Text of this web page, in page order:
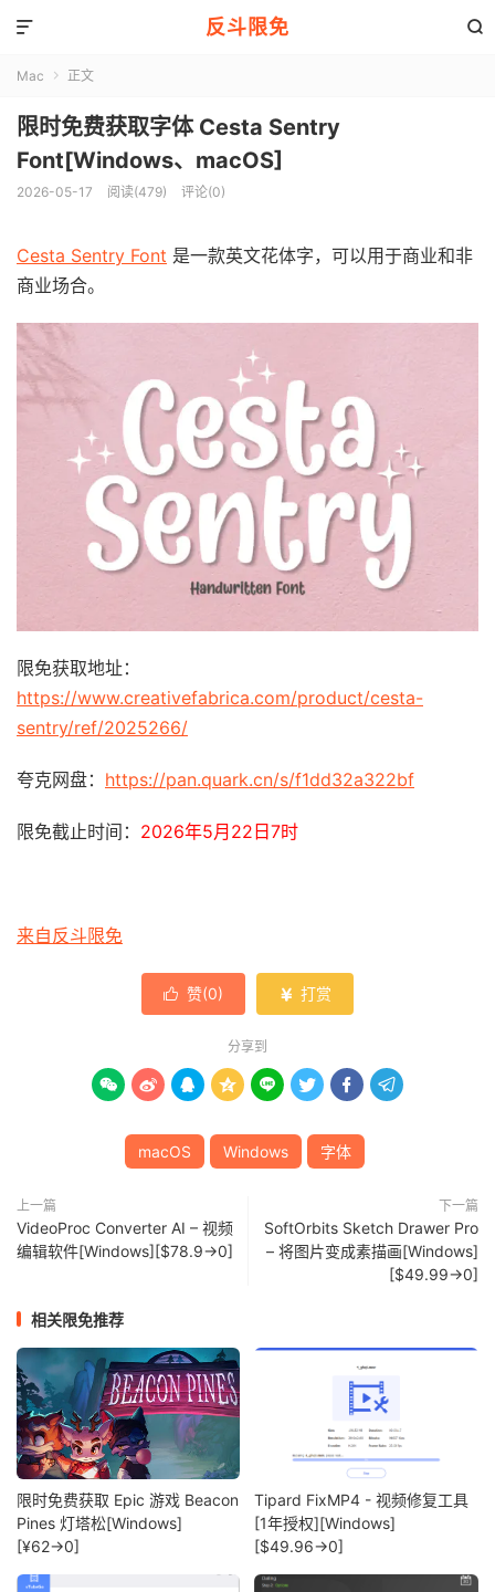
反斗限免 

Mac  正文
限时免费获取字体 Cesta Sentry
Font[Windows、macOS]
2026-05-17 阅读(479) 评论(0)
Cesta Sentry Font 是一款英文花体字，可以用于商业和非
商业场合。
限免获取地址：
https://www.creativefabrica.com/product/cesta-
sentry/ref/2025266/
夸克网盘： https://pan.quark.cn/s/f1dd32a322bf
限免截止时间： 2026年5月22日7时
来自反斗限免
 赞(0)  打赏
分享到
       
macOS Windows 字体
上一篇
VideoProc Converter AI – 视频
编辑软件[Windows][$78.9→0]
下一篇
SoftOrbits Sketch Drawer Pro
– 将图片变成素描画[Windows]
[$49.99→0]
相关限免推荐
限时免费获取 Epic 游戏 Beacon
Pines 灯塔松[Windows]
[¥62→0]
Tipard FixMP4 - 视频修复工具
[1年授权][Windows]
[$49.96→0]